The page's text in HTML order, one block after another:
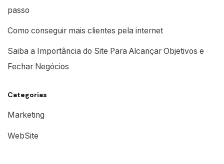
passo
Como conseguir mais clientes pela internet
Saiba a Importância do Site Para Alcançar Objetivos e
Fechar Negócios
Categorias
Marketing
WebSite